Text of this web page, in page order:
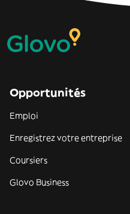
Opportunités
Emploi
Enregistrez votre entreprise
Coursiers
Glovo Business